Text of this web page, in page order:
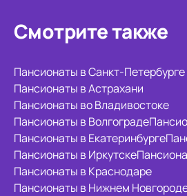
Смотрите также
Пансионаты в Санкт-Петербурге
Пансионаты в Астрахани
Пансионаты во Владивостоке
Пансионаты в Волгограде
Пансионаты в Екатеринбурге
Пансионаты в Иркутске
Пансионаты в Краснодаре
Пансионаты в Нижнем